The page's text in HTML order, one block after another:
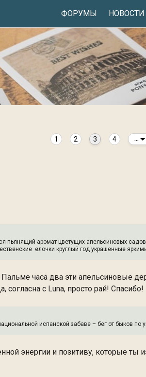
ФОРУМЫ НОВОСТИ
1 2 3 4
пьянящий аромат цветущих апельсиновых
елочки круглый год украшенные
часа два эти апельсиновые
с Luna, просто рай! Спасибо!
испанской забаве – бег от быков
энергии и позитиву, которые ты